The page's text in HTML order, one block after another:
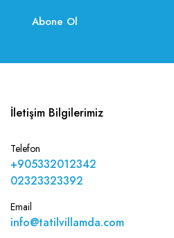
Abone Ol
İletişim Bilgilerimiz
Telefon
+905332012342
02323323392
Email
info@tatilvillamda.com